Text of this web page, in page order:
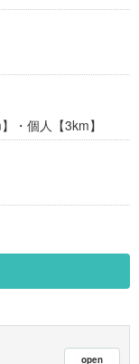
・個人【3km】